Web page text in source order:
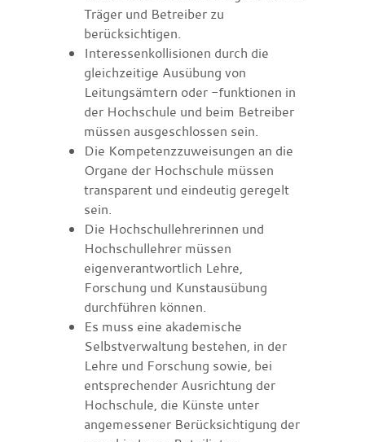
Träger und Betreiber zu
berücksichtigen.
Interessenkollisionen durch die
gleichzeitige Ausübung von
Leitungsämtern oder -funktionen in
der Hochschule und beim Betreiber
müssen ausgeschlossen sein.
Die Kompetenzzuweisungen an die
Organe der Hochschule müssen
transparent und eindeutig geregelt
sein.
Die Hochschullehrerinnen und
Hochschullehrer müssen
eigenverantwortlich Lehre,
Forschung und Kunstausübung
durchführen können.
Es muss eine akademische
Selbstverwaltung bestehen, in der
Lehre und Forschung sowie, bei
entsprechender Ausrichtung der
Hochschule, die Künste unter
angemessener Berücksichtigung der